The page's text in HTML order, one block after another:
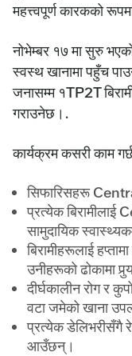
महत्त्वपूर्ण कारकको
नोभेम्बर १७ मा सुरु
स्वस्थ खानामा पहुँच
जनासम्म १TP2T
गराउनेछ।.
कार्यक्रम कसरी काम
सिफारिसहरू
प्रत्येक
सामुदायिक
बिरामीहरूलाई
उनीहरूको ढोकामा
दीर्घकालीन रोग र
वटा जमेको खाना
प्रत्येक डेलिभरीसँगै
आउँछन्।